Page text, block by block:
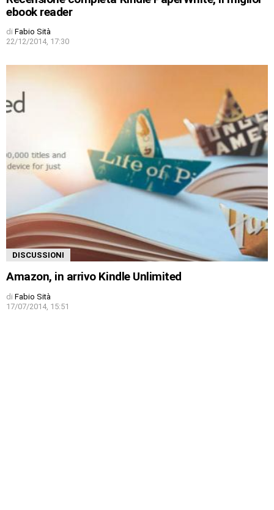
ebook reader
di Fabio Sità
22/12/2014, 17:30
DISCUSSIONI
Amazon, in arrivo Kindle Unlimited
di Fabio Sità
17/07/2014, 15:51